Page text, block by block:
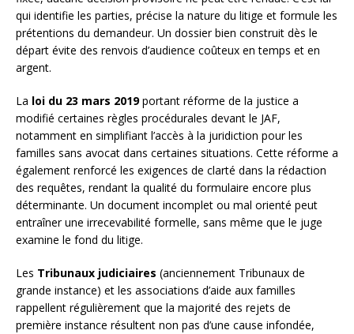
qui identifie les parties, précise la nature du litige et formule les
prétentions du demandeur. Un dossier bien construit dès le
départ évite des renvois d’audience coûteux en temps et en
argent.
La loi du 23 mars 2019portant réforme de la justice a
modifié certaines règles procédurales devant le JAF,
notamment en simplifiant l’accès à la juridiction pour les
familles sans avocat dans certaines situations. Cette réforme a
également renforcé les exigences de clarté dans la rédaction
des requêtes, rendant la qualité du formulaire encore plus
déterminante. Un document incomplet ou mal orienté peut
entraîner une irrecevabilité formelle, sans même que le juge
examine le fond du litige.
Les Tribunaux judiciaires (anciennement Tribunaux de
grande instance) et les associations d’aide aux familles
rappellent régulièrement que la majorité des rejets de
première instance résultent non pas d’une cause infondée,